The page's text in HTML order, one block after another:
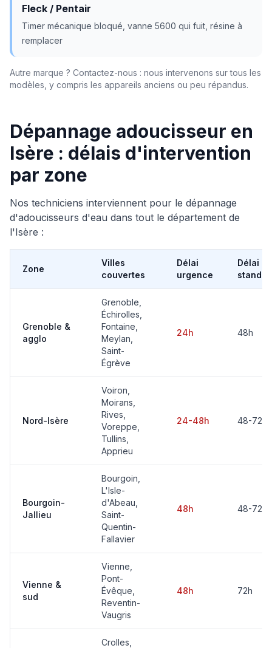
Fleck / Pentair
Timer mécanique bloqué, vanne 5600 qui fuit, résine à
remplacer
Autre marque ? Contactez-nous : nous intervenons sur tous les
modèles, y compris les appareils anciens ou peu répandus.
Dépannage adoucisseur en
Isère : délais d'intervention
par zone
Nos techniciens interviennent pour le dépannage
d'adoucisseurs d'eau dans tout le département de
l'Isère :
Zone
Villes
couvertes
Délai
urgence
Délai
Grenoble &
agglo
Grenoble,
Échirolles,
Fontaine,
Meylan,
Saint-
Égrève
24h 48h
Nord-Isère
Voiron,
Moirans,
Rives,
Voreppe,
Tullins,
Apprieu
24-48h 48-72h
Bourgoin-
Jallieu
Bourgoin,
L'Isle-
d'Abeau,
Saint-
Quentin-
Fallavier
48h 48-72h
Vienne &
sud
Vienne,
Pont-
Évêque,
Reventin-
Vaugris
48h 72h
Crolles,